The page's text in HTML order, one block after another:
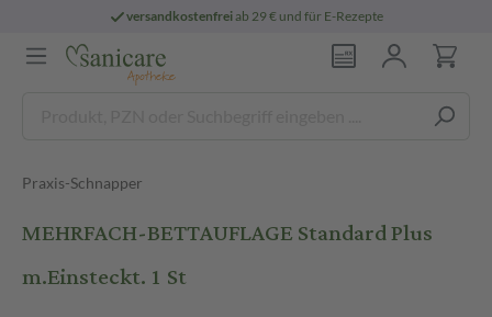
versandkostenfreiab 29 € und für E-Rezepte
Praxis-Schnapper
MEHRFACH-BETTAUFLAGE Standard Plus
m.Einsteckt. 1 St